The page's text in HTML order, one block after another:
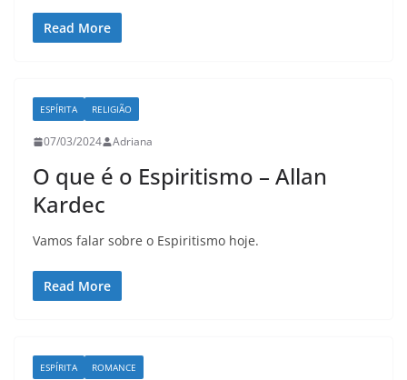
Read More
ESPÍRITA RELIGIÃO
07/03/2024 Adriana
O que é o Espiritismo – Allan
Kardec
Vamos falar sobre o Espiritismo hoje.
Read More
ESPÍRITA ROMANCE